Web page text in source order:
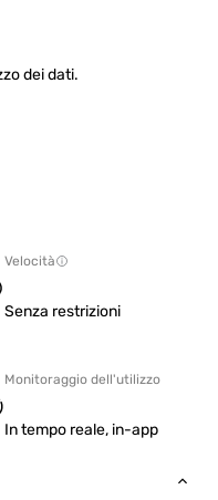
dei dati.
Velocità
Senza restrizioni
Monitoraggio dell'utilizzo
In tempo reale, in-app